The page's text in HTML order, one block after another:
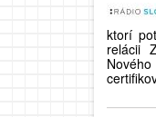
ktorí
relácii